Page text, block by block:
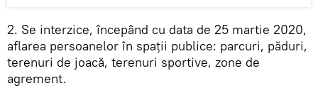
2. Se interzice, începând cu data de 25 martie 2020,
aflarea persoanelor în spații publice: parcuri, păduri,
terenuri de joacă, terenuri sportive, zone de
agrement.